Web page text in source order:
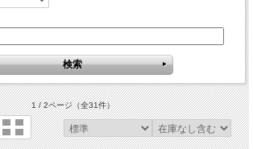
1 / 2ページ（全31件）